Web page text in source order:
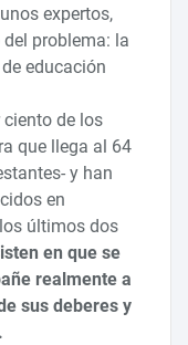
expertos,
problema: la
educación
ciento de los
que llega al 64
y han
en
últimos dos
en que se
realmente a
sus deberes y